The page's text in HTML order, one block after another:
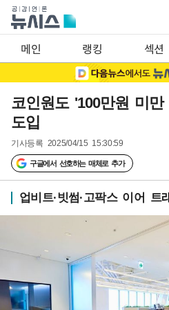
메인 랭킹 섹션
코인원도 '100만원 미
도입
기사등록 2025/04/15 15:30:59
구글에서 선호하는 매체로 추가
업비트·빗썸·고팍스 이어